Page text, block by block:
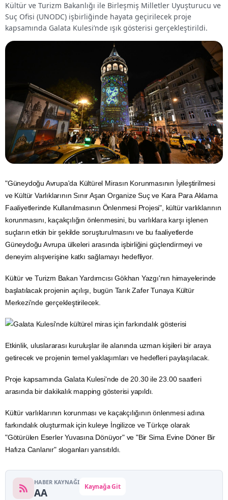
Kültür ve Turizm Bakanlığı ile Birleşmiş Milletler Uyuşturucu ve
Suç Ofisi (UNODC) işbirliğinde hayata geçirilecek proje
kapsamında Galata Kulesi’nde ışık gösterisi gerçekleştirildi.
"Güneydoğu Avrupa'da Kültürel Mirasın Korunmasının İyileştirilmesi
ve Kültür Varlıklarının Sınır Aşan Organize Suç ve Kara Para Aklama
Faaliyetlerinde Kullanılmasının Önlenmesi Projesi", kültür varlıklarının
korunmasını, kaçakçılığın önlenmesini, bu varlıklara karşı işlenen
suçların etkin bir şekilde soruşturulmasını ve bu faaliyetlerde
Güneydoğu Avrupa ülkeleri arasında işbirliğini güçlendirmeyi ve
deneyim alışverişine katkı sağlamayı hedefliyor.
Kültür ve Turizm Bakan Yardımcısı Gökhan Yazgı'nın himayelerinde
başlatılacak projenin açılışı, bugün Tarık Zafer Tunaya Kültür
Merkezi'nde gerçekleştirilecek.
Etkinlik, uluslararası kuruluşlar ile alanında uzman kişileri bir araya
getirecek ve projenin temel yaklaşımları ve hedefleri paylaşılacak.
Proje kapsamında Galata Kulesi'nde de 20.30 ile 23.00 saatleri
arasında bir dakikalık mapping gösterisi yapıldı.
Kültür varlıklarının korunması ve kaçakçılığının önlenmesi adına
farkındalık oluşturmak için kuleye İngilizce ve Türkçe olarak
"Götürülen Eserler Yuvasına Dönüyor" ve "Bir Sima Evine Döner Bir
Hafıza Canlanır" sloganları yansıtıldı.
HABER KAYNAĞI
AA Kaynağa Git